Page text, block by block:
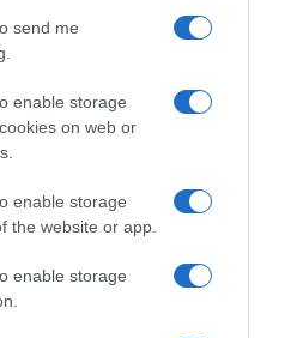
send me
enable storage
on web or
enable storage
the website or app.
enable storage
Κομισιόν: «Ακριβότερα τα
στην Αθήνα απ’ ό,τι από
8 χρυσές οδηγίες για να
με απόλυτη ασφάλεια!
Η καλλιέργεια του
στη Νάουσα
για το Πανευρωπαϊκό
Σκι Νέων